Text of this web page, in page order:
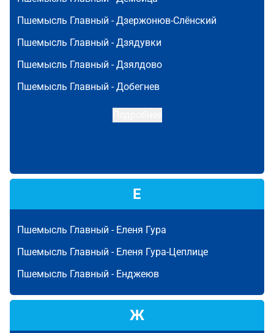
Пшемысль Главный -Дзержонюв-Слёнский
Пшемысль Главный -Дзядувки
Пшемысль Главный -Дзялдово
Пшемысль Главный -Добегнев
Е
Пшемысль Главный - Еленя Гура
Пшемысль Главный - Еленя Гура-Цеплице
Пшемысль Главный - Енджеюв
Ж